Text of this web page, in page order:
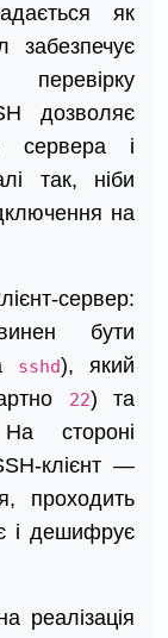
як
забезпечує
дозволяє
сервера і
так, ніби
на
сервер:
бути
sshd), який
22) та
стороні
клієнт —
проходить
і дешифрує
реалізація